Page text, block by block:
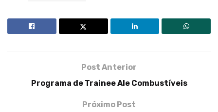
Post Anterior
Programa de Trainee Ale Combustíveis
Próximo Post